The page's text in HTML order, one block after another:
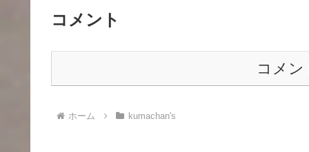
コメント
コメン
ホーム kumachan's